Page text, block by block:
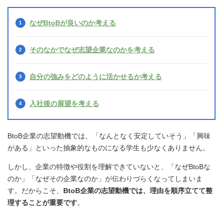
なぜBtoBが良いのか考える
そのなかでなぜ志望企業なのかを考える
自分の強みをどのように活かせるか考える
入社後の展望を考える
BtoB企業の志望動機では、「なんとなく安定していそう」「興味
がある」といった抽象的なものになる学生も少なくありません。
しかし、企業の特徴や役割を理解できていないと、「なぜBtoBな
のか」「なぜその企業なのか」が伝わりづらくなってしまいま
す。だからこそ、 BtoB企業の志望動機では、理由を順序立てて整
理することが重要です。